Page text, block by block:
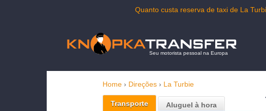
Quanto custa reserva de taxi de La
Seu motorista pessoal na Europa
Home › Direções › La Turbie
Transporte Aluguel à hora